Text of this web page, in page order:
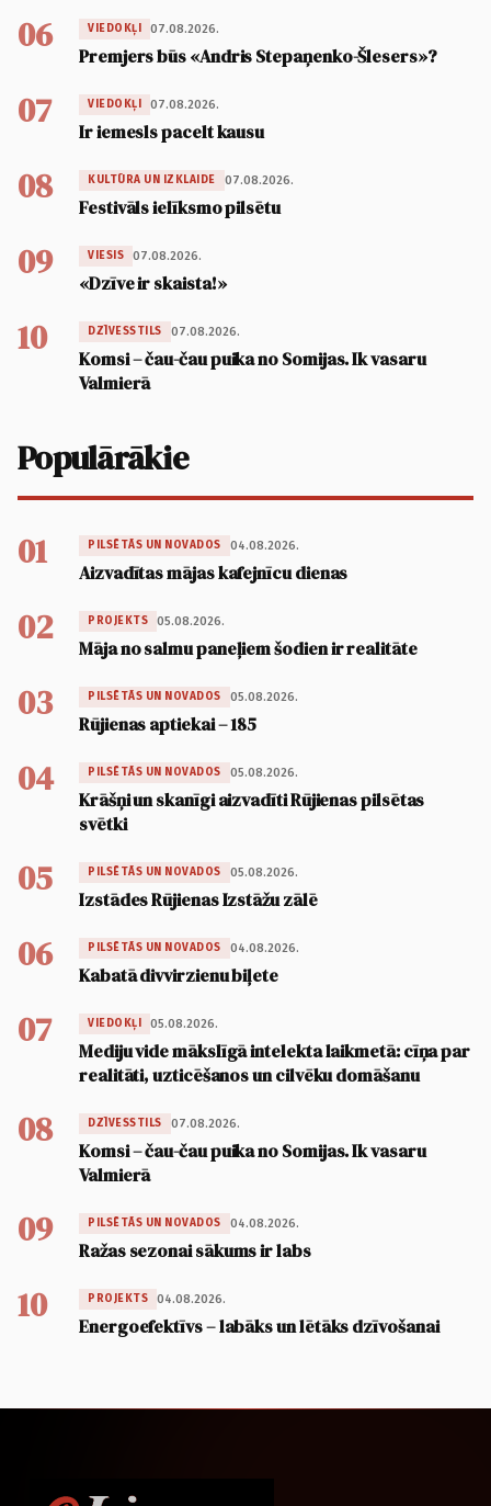
06 VIEDOKĻI 07.08.2026.
Premjers būs «Andris Stepaņenko-Šlesers»?
07 VIEDOKĻI 07.08.2026.
Ir iemesls pacelt kausu
08 KULTŪRA UN IZKLAIDE 07.08.2026.
Festivāls ielīksmo pilsētu
09 VIESIS 07.08.2026.
«Dzīve ir skaista!»
10 DZĪVESSTILS 07.08.2026.
Komsi – čau-čau puika no Somijas. Ik vasaru
Valmierā
Populārākie
01 PILSĒTĀS UN NOVADOS 04.08.2026.
Aizvadītas mājas kafejnīcu dienas
02 PROJEKTS 05.08.2026.
Māja no salmu paneļiem šodien ir realitāte
03 PILSĒTĀS UN NOVADOS 05.08.2026.
Rūjienas aptiekai – 185
04 PILSĒTĀS UN NOVADOS 05.08.2026.
Krāšņi un skanīgi aizvadīti Rūjienas pilsētas
svētki
05 PILSĒTĀS UN NOVADOS 05.08.2026.
Izstādes Rūjienas Izstāžu zālē
06 PILSĒTĀS UN NOVADOS 04.08.2026.
Kabatā divvirzienu biļete
07 VIEDOKĻI 05.08.2026.
Mediju vide mākslīgā intelekta laikmetā: cīņa par
realitāti, uzticēšanos un cilvēku domāšanu
08 DZĪVESSTILS 07.08.2026.
Komsi – čau-čau puika no Somijas. Ik vasaru
Valmierā
09 PILSĒTĀS UN NOVADOS 04.08.2026.
Ražas sezonai sākums ir labs
10 PROJEKTS 04.08.2026.
Energoefektīvs – labāks un lētāks dzīvošanai